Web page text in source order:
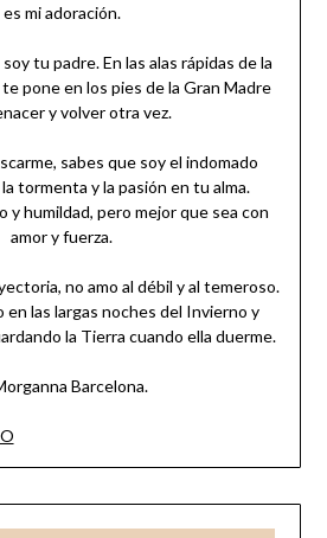
es mi adoración.
tu padre. En las alas rápidas de la
pone en los pies de la Gran Madre
y volver otra vez.
sabes que soy el indomado
tormenta y la pasión en tu alma.
y humildad, pero mejor que sea con
amor y fuerza.
no amo al débil y al temeroso.
en las largas noches del Invierno y
la Tierra cuando ella duerme.
Barcelona.